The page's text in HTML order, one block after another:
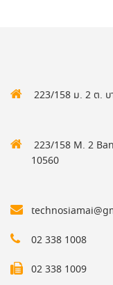
223/158 ม. 2 ต. บ
223/158 M. 2
10560
02 338 1008
02 338 1009